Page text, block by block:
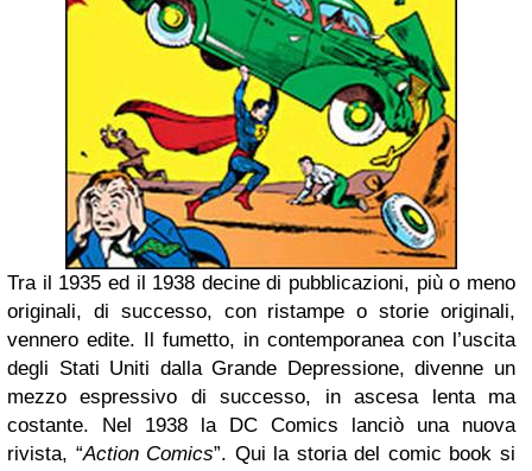
Tra il 1935 ed il 1938 decine di pubblicazioni, più o meno
originali, di successo, con ristampe o storie originali,
vennero edite. Il fumetto, in contemporanea con l’uscita
degli Stati Uniti dalla Grande Depressione, divenne un
mezzo espressivo di successo, in ascesa lenta ma
costante. Nel 1938 la DC Comics lanciò una nuova
rivista, “Action Comics”. Qui la storia del comic book si